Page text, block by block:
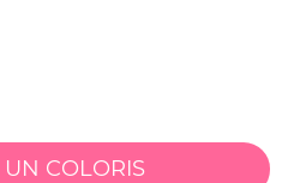
COLORIS